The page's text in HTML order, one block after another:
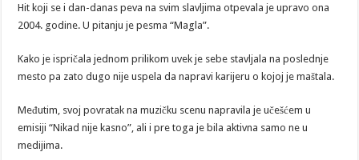
Hit koji se i dan-danas peva na svim slavljima otpevala je upravo ona
2004. godine. U pitanju je pesma “Magla”.
Kako je ispričala jednom prilikom uvek je sebe stavljala na poslednje
mesto pa zato dugo nije uspela da napravi karijeru o kojoj je maštala.
Međutim, svoj povratak na muzičku scenu napravila je učešćem u
emisiji “Nikad nije kasno”, ali i pre toga je bila aktivna samo ne u
medijima.